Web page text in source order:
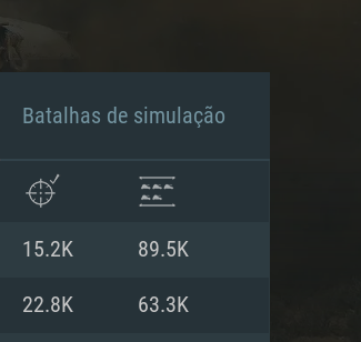
Batalhas de simulação
15.2K 89.5K
22.8K 63.3K